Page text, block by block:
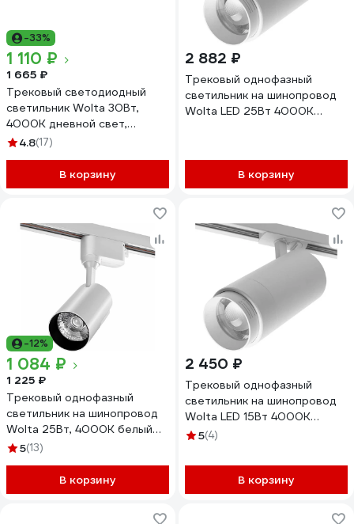
-33%
1 110 ₽
1 665 ₽
Трековый светодиодный
светильник Wolta 30Вт,
4000К дневной свет,
2700лм, степень защиты
черный WTL-30W/04B
4.8(17)
В корзину
2 882 ₽
Трековый однофазный
светильник на шинопровод
Wolta LED 25Вт 4000К
В корзину
-12%
1 084 ₽
1 225 ₽
Трековый однофазный
светильник на шинопровод
Wolta 25Вт, 4000К белый
WTL-25W/01W
5(13)
В корзину
2 450 ₽
Трековый однофазный
светильник на шинопровод
Wolta LED 15Вт 4000К
1200Лм белый WTL-
5(4)
В корзину